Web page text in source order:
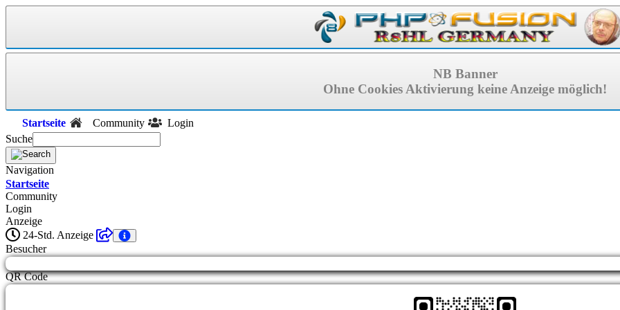
NB Banner
Ohne Cookies Aktivierung keine Anzeige möglich!
Startseite Community
Login
Suche
Navigation
Startseite
Community
Login
Anzeige
24-Std. Anzeige
Besucher
QR Code